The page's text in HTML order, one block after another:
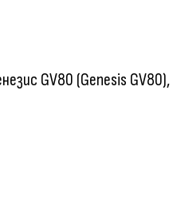
GV80 (Genesis GV80),